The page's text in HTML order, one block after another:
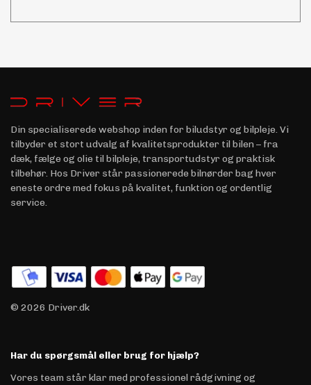
Din specialiserede webshop inden for biludstyr og bilpleje. Vi
tilbyder et stort udvalg af kvalitetsprodukter til bilen – fra
dæk, fælge og olie til bilpleje, transportudstyr og praktisk
tilbehør. Hos Driver står passionerede bilnørder bag hver
eneste ordre med fokus på kvalitet, funktion og ordentlig
service.
© 2026 Driver.dk
Har du spørgsmål eller brug for hjælp?
Vores team står klar med professionel rådgivning og